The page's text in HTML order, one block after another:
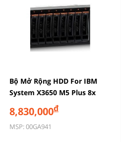
Bộ Mở Rộng HDD For IBM
System X3650 M5 Plus 8x
2.5in HS HDD Assembly Kit
#00GA941
8,830,000đ
MSP: 00GA941